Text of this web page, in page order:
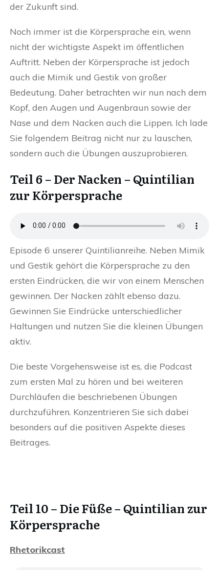
der Zukunft sind.
Noch immer ist die Körpersprache ein, wenn
nicht der wichtigste Aspekt im öffentlichen
Auftritt. Neben der Körpersprache ist jedoch
auch die Mimik und Gestik von großer
Bedeutung. Daher betrachten wir nun nach dem
Kopf, den Augen und Augenbraun sowie der
Nase und dem Nacken auch die Lippen. Ich lade
Sie folgendem Beitrag nicht nur zu lauschen,
sondern auch die Übungen auszuprobieren.
Teil 6 – Der Nacken – Quintilian
zur Körpersprache
Episode 6 unserer Quintilianreihe. Neben Mimik
und Gestik gehört die Körpersprache zu den
ersten Eindrücken, die wir von einem Menschen
gewinnen. Der Nacken zählt ebenso dazu.
Gewinnen Sie Eindrücke unterschiedlicher
Haltungen und nutzen Sie die kleinen Übungen
aktiv.
Die beste Vorgehensweise ist es, die Podcast
zum ersten Mal zu hören und bei weiteren
Durchläufen die beschriebenen Übungen
durchzuführen. Konzentrieren Sie sich dabei
besonders auf die positiven Aspekte dieses
Beitrages.
Teil 10 – Die Füße – Quintilian zur
Körpersprache
Rhetorikcast